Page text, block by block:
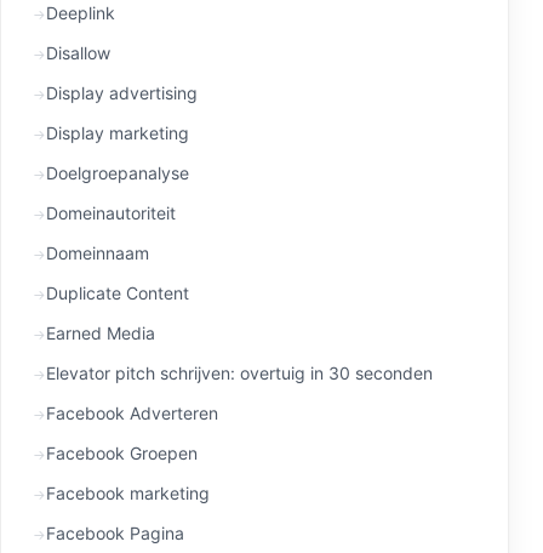
Deeplink
Disallow
Display advertising
Display marketing
Doelgroepanalyse
Domeinautoriteit
Domeinnaam
Duplicate Content
Earned Media
Elevator pitch schrijven: overtuig in 30 seconden
Facebook Adverteren
Facebook Groepen
Facebook marketing
Facebook Pagina